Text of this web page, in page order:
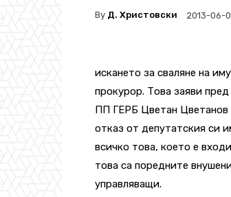
By Д. Христовски 2013-06-
искането за сваляне на
прокурор. Това заяви
ПП ГЕРБ Цветан Цветанов
отказ от депутатския си
всичко това, което е
това са поредните
управляващи.